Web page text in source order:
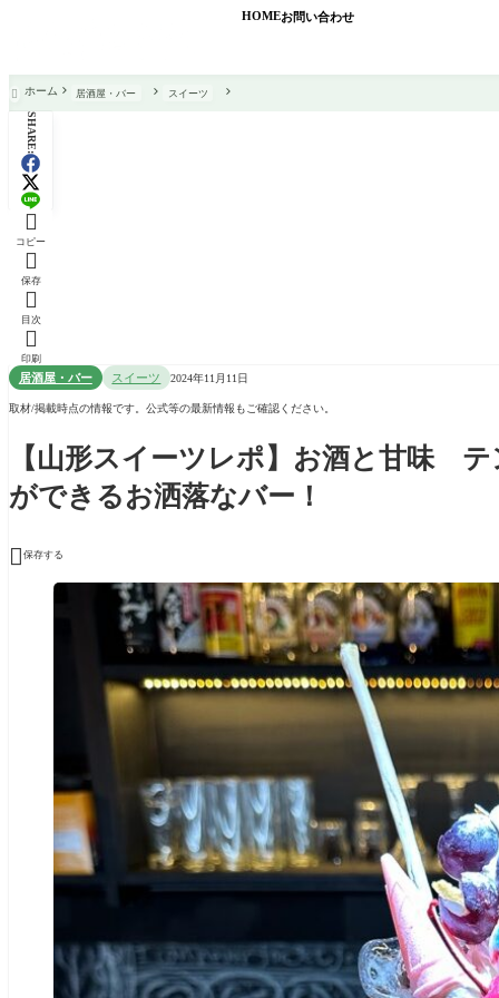
HOMEお問い合わせ
 ホーム 居酒屋・バー スイーツ
SHARE:

コピー

保存

目次

印刷
居酒屋・バー スイーツ 2024年11月11日
取材/掲載時点の情報です。公式等の最新情報もご確認ください。
【山形スイーツレポ】お酒と甘味
ができるお洒落なバー！
 保存する